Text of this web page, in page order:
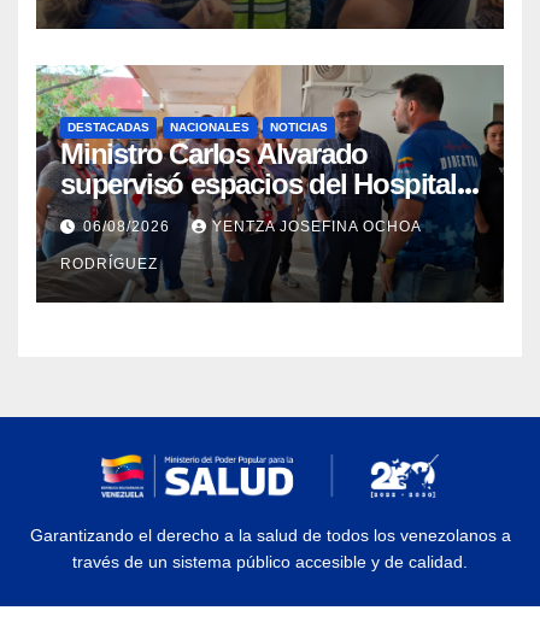
DESTACADAS NACIONALES NOTICIAS
Ministro Carlos Alvarado
supervisó espacios del Hospital
Dermatológico Dr. Martín Vegas
en La Guaira
06/08/2026 YENTZA JOSEFINA OCHOA
RODRÍGUEZ
Garantizando el derecho a la salud de todos los venezolanos a
través de un sistema público accesible y de calidad.